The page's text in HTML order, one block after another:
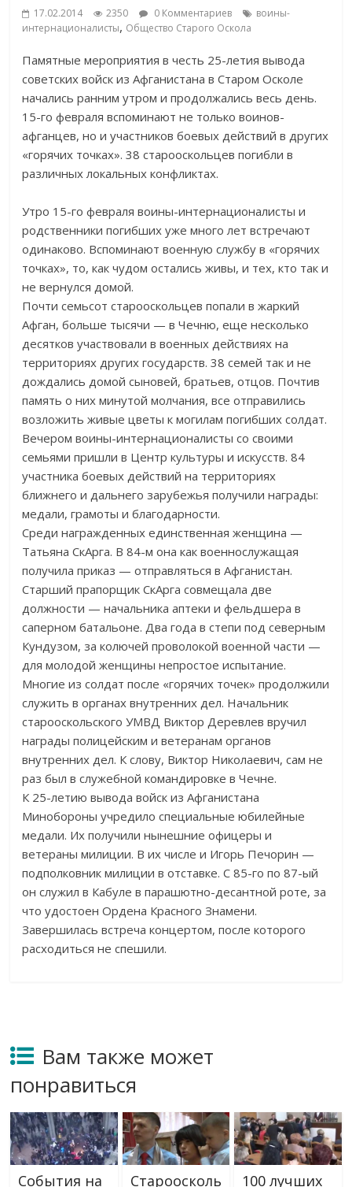
17.02.2014 2350 0 Комментариев
воины-
интернационалисты, Общество Старого Оскола
Памятные мероприятия в честь 25-летия вывода
советских войск из Афганистана в Старом Осколе
начались ранним утром и продолжались весь день.
15-го февраля вспоминают не только воинов-
афганцев, но и участников боевых действий в других
«горячих точках». 38 старооскольцев погибли в
различных локальных конфликтах.
Утро 15-го февраля воины-интернационалисты и
родственники погибших уже много лет встречают
одинаково. Вспоминают военную службу в «горячих
точках», то, как чудом остались живы, и тех, кто так и
не вернулся домой.
Почти семьсот старооскольцев попали в жаркий
Афган, больше тысячи — в Чечню, еще несколько
десятков участвовали в военных действиях на
территориях других государств. 38 семей так и не
дождались домой сыновей, братьев, отцов. Почтив
память о них минутой молчания, все отправились
возложить живые цветы к могилам погибших солдат.
Вечером воины-интернационалисты со своими
семьями пришли в Центр культуры и искусств. 84
участника боевых действий на территориях
ближнего и дальнего зарубежья получили награды:
медали, грамоты и благодарности.
Среди награжденных единственная женщина —
Татьяна СкАрга. В 84-м она как военнослужащая
получила приказ — отправляться в Афганистан.
Старший прапорщик СкАрга совмещала две
должности — начальника аптеки и фельдшера в
саперном батальоне. Два года в степи под северным
Кундузом, за колючей проволокой военной части —
для молодой женщины непростое испытание.
Многие из солдат после «горячих точек» продолжили
служить в органах внутренних дел. Начальник
старооскольского УМВД Виктор Деревлев вручил
награды полицейским и ветеранам органов
внутренних дел. К слову, Виктор Николаевич, сам не
раз был в служебной командировке в Чечне.
К 25-летию вывода войск из Афганистана
Минобороны учредило специальные юбилейные
медали. Их получили нынешние офицеры и
ветераны милиции. В их числе и Игорь Печорин —
подполковник милиции в отставке. С 85-го по 87-ый
он служил в Кабуле в парашютно-десантной роте, за
что удостоен Ордена Красного Знамени.
Завершилась встреча концертом, после которого
расходиться не спешили.
Вам также может
понравиться
События на Староосколь 100 лучших